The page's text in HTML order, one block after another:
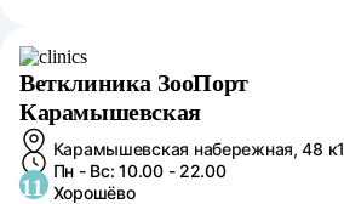
Ветклиника ЗооПорт
Карамышевская
Карамышевская набережная, 48 к1
Пн - Вс: 10.00 - 22.00
11 Хорошёво